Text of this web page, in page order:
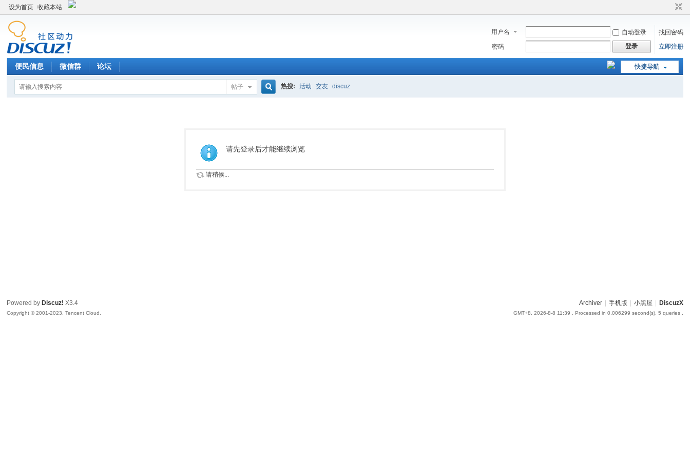
设为首页 收藏本站
用户名 自动登录
找回密码
密码
登录 立即注册
快捷导航
便民信息 微信群 论坛
帖子
索
热搜: 活动 交友 discuz
请先登录后才能继续浏览
请稍候...
Archiver 手机版 小黑屋 DiscuzX
GMT+8, 2026-8-8 11:39 , Processed in 0.006299 second(s), 5 queries .
Powered by Discuz! X3.4
Copyright © 2001-2023, Tencent Cloud.